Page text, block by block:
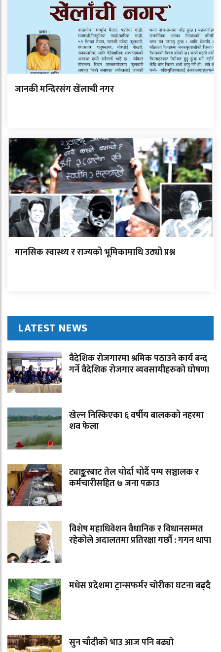
जानकी मन्दिरसंग खेंलाची नगर
मानसिक स्वास्थ्य र राज्यको भूमिकामाथि उठ्यो प्रश्न
LATEST NEWS
वैदेशिक रोजगारमा श्रमिक पठाउने कार्य बन्द
गर्ने वैदेशिक रोजगार व्यवसायीहरुको घोषणा
खेल्न निस्किएका ६ वर्षीय बालकको नहरमा
शव फेला
ट्याङ्करबाट तेल चोर्दा चोर्दै पम्प सञ्चालक र
कर्मचारीसहित ७ जना पक्राउ
विशेष महाधिवेशन वैधानिक र विधानसम्मत
रहेकोले अदालतमा प्रतिरक्षा गर्छौ : गगन थापा
मधेस प्रदेशमा ट्रान्सफर्मर चोरीका घटना बढ्दै
सुन चाँदीको भाउ आज पनि बढ्यो